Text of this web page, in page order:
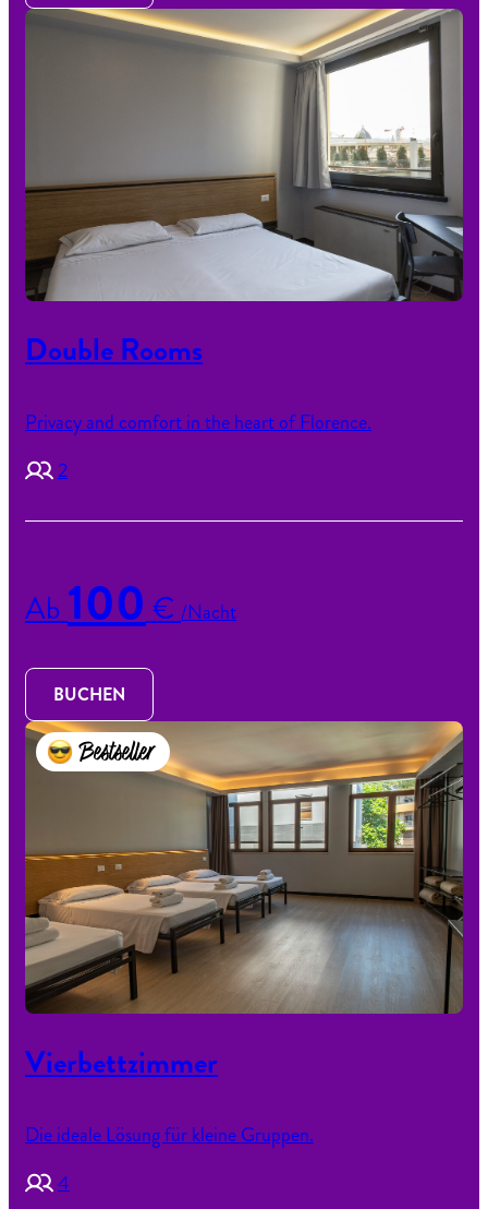
Double Rooms
Privacy and comfort in the heart of Florence.
2
Ab100€/Nacht
BUCHEN
Bestseller
Vierbettzimmer
Die ideale Lösung für kleine Gruppen.
4